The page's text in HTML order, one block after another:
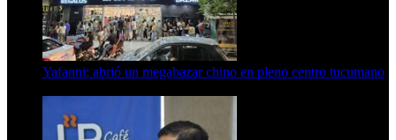
Yafanni: abrió un megabazar chino en pleno centro tucumano